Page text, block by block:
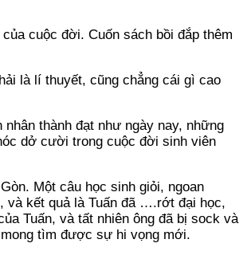
cuộc đời. Cuốn sách bồi đắp thêm
là lí thuyết, cũng chẳng cái gì cao
thành đạt như ngày nay, những
dở cười trong cuộc đời sinh viên
Một câu học sinh giỏi, ngoan
và kết quả là Tuấn đã ….rớt đại học,
Tuấn, và tất nhiên ông đã bị sock và
tìm được sự hi vọng mới.